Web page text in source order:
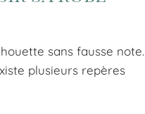
sans fausse note.
plusieurs repères